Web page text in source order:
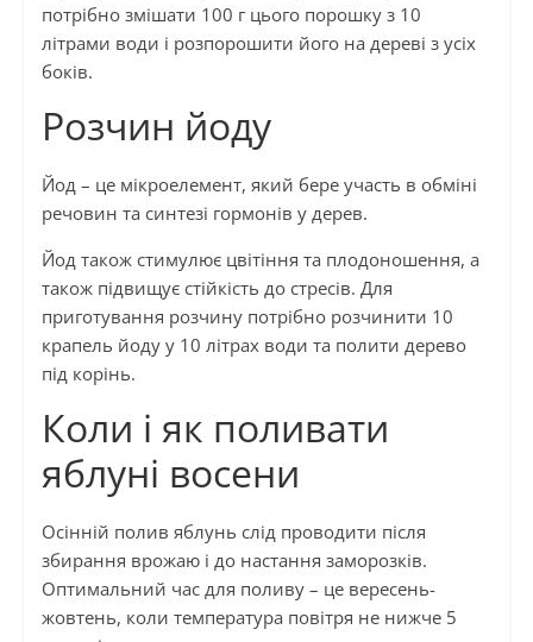
потрібно змішати 100 г цього порошку з 10
літрами води і розпорошити його на дереві з усіх
боків.
Розчин йоду
Йод – це мікроелемент, який бере участь в обміні
речовин та синтезі гормонів у дерев.
Йод також стимулює цвітіння та плодоношення, а
також підвищує стійкість до стресів. Для
приготування розчину потрібно розчинити 10
крапель йоду у 10 літрах води та полити дерево
під корінь.
Коли і як поливати
яблуні восени
Осінній полив яблунь слід проводити після
збирання врожаю і до настання заморозків.
Оптимальний час для поливу – це вересень-
жовтень, коли температура повітря не нижче 5